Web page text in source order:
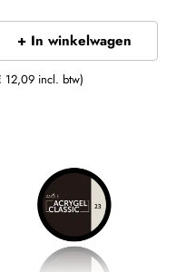
+ In winkelwagen
12,09 incl. btw)